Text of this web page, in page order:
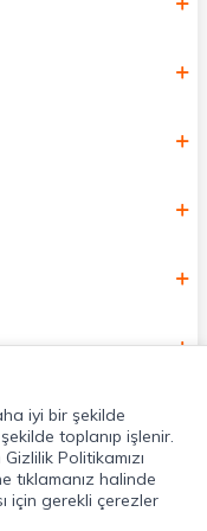
iyi bir şekilde
toplanıp işlenir.
Politikamızı
tıklamanız halinde
için gerekli çerezler